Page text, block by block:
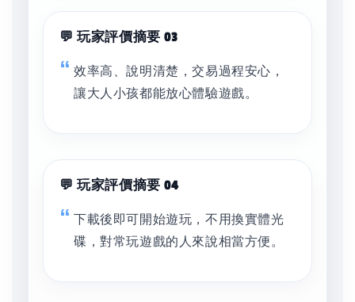
💬 玩家評價摘要 03
效率高、說明清楚，交易過程安心，
讓大人小孩都能放心體驗遊戲。
💬 玩家評價摘要 04
下載後即可開始遊玩，不用換實體光
碟，對常玩遊戲的人來說相當方便。